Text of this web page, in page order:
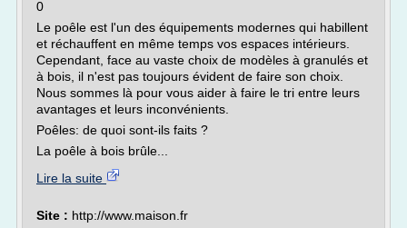
0
Le poêle est l'un des équipements modernes qui habillent
et réchauffent en même temps vos espaces intérieurs.
Cependant, face au vaste choix de modèles à granulés et
à bois, il n'est pas toujours évident de faire son choix.
Nous sommes là pour vous aider à faire le tri entre leurs
avantages et leurs inconvénients.
Poêles: de quoi sont-ils faits ?
La poêle à bois brûle...
Lire la suite
Site : http://www.maison.fr